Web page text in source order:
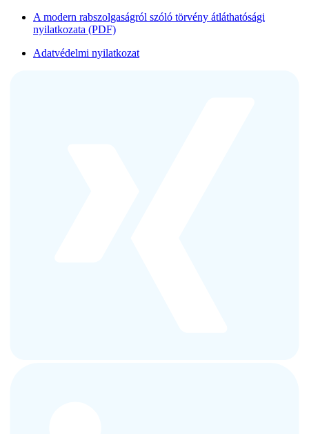
A modern rabszolgaságról szóló törvény átláthatósági
nyilatkozata (PDF)
Adatvédelmi nyilatkozat